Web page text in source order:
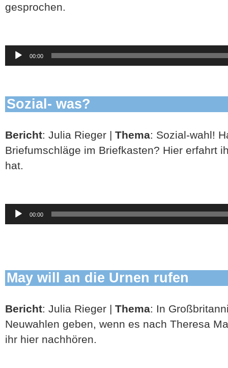
gesprochen.
Audio-
Player
00:00
Sozial- was?
Bericht: Julia Rieger | Thema: Sozial-wahl!
Briefumschläge im Briefkasten? Hier erfahrt
hat.
Audio-
Player
00:00
May will an die Urnen rufen
Bericht: Julia Rieger | Thema: In
Neuwahlen geben, wenn es nach Theresa
ihr hier nachhören.